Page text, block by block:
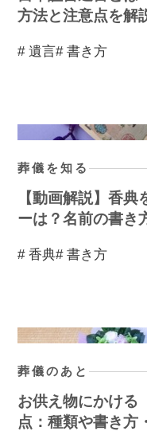
方法と注意点を解
# 遺言# 書き方
葬儀を知る
【動画解説】香
ーは？名前の書き
# 香典# 書き方
葬儀のあと
お供え物にかける
点：種類や書き方